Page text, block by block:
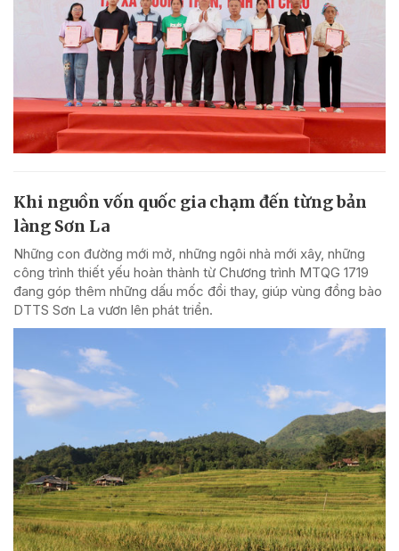
Khi nguồn vốn quốc gia chạm đến từng bản
làng Sơn La
Những con đường mới mở, những ngôi nhà mới xây, những
công trình thiết yếu hoàn thành từ Chương trình MTQG 1719
đang góp thêm những dấu mốc đổi thay, giúp vùng đồng bào
DTTS Sơn La vươn lên phát triển.